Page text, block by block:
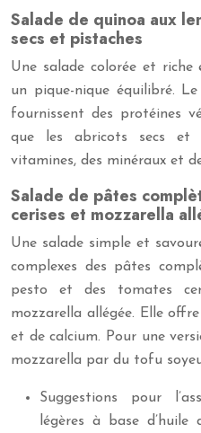
Salade de quinoa aux
secs et pistaches
Une salade colorée et
un pique-nique équilibré.
fournissent des protéines
que les abricots secs et
vitamines, des minéraux et
Salade de pâtes
cerises et mozzarella
Une salade simple et
complexes des pâtes
pesto et des tomates
mozzarella allégée. Elle
et de calcium. Pour une
mozzarella par du tofu
Suggestions pour
légères à base d’huile